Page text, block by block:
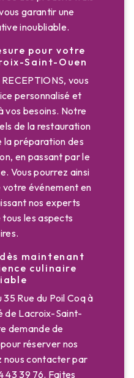
garantir une
inoubliable.
pour votre
Saint-Ouen
vous
personnalisé et
vos besoins. Notre
de la restauration
la préparation des
en passant par le
Vous pourrez ainsi
événement en
nos experts
les aspects
maintenant
culinaire
Rue du Poil Coq à
de Lacroix-Saint-
demande de
réserver nos
nous contacter par
43 39 76. Faites